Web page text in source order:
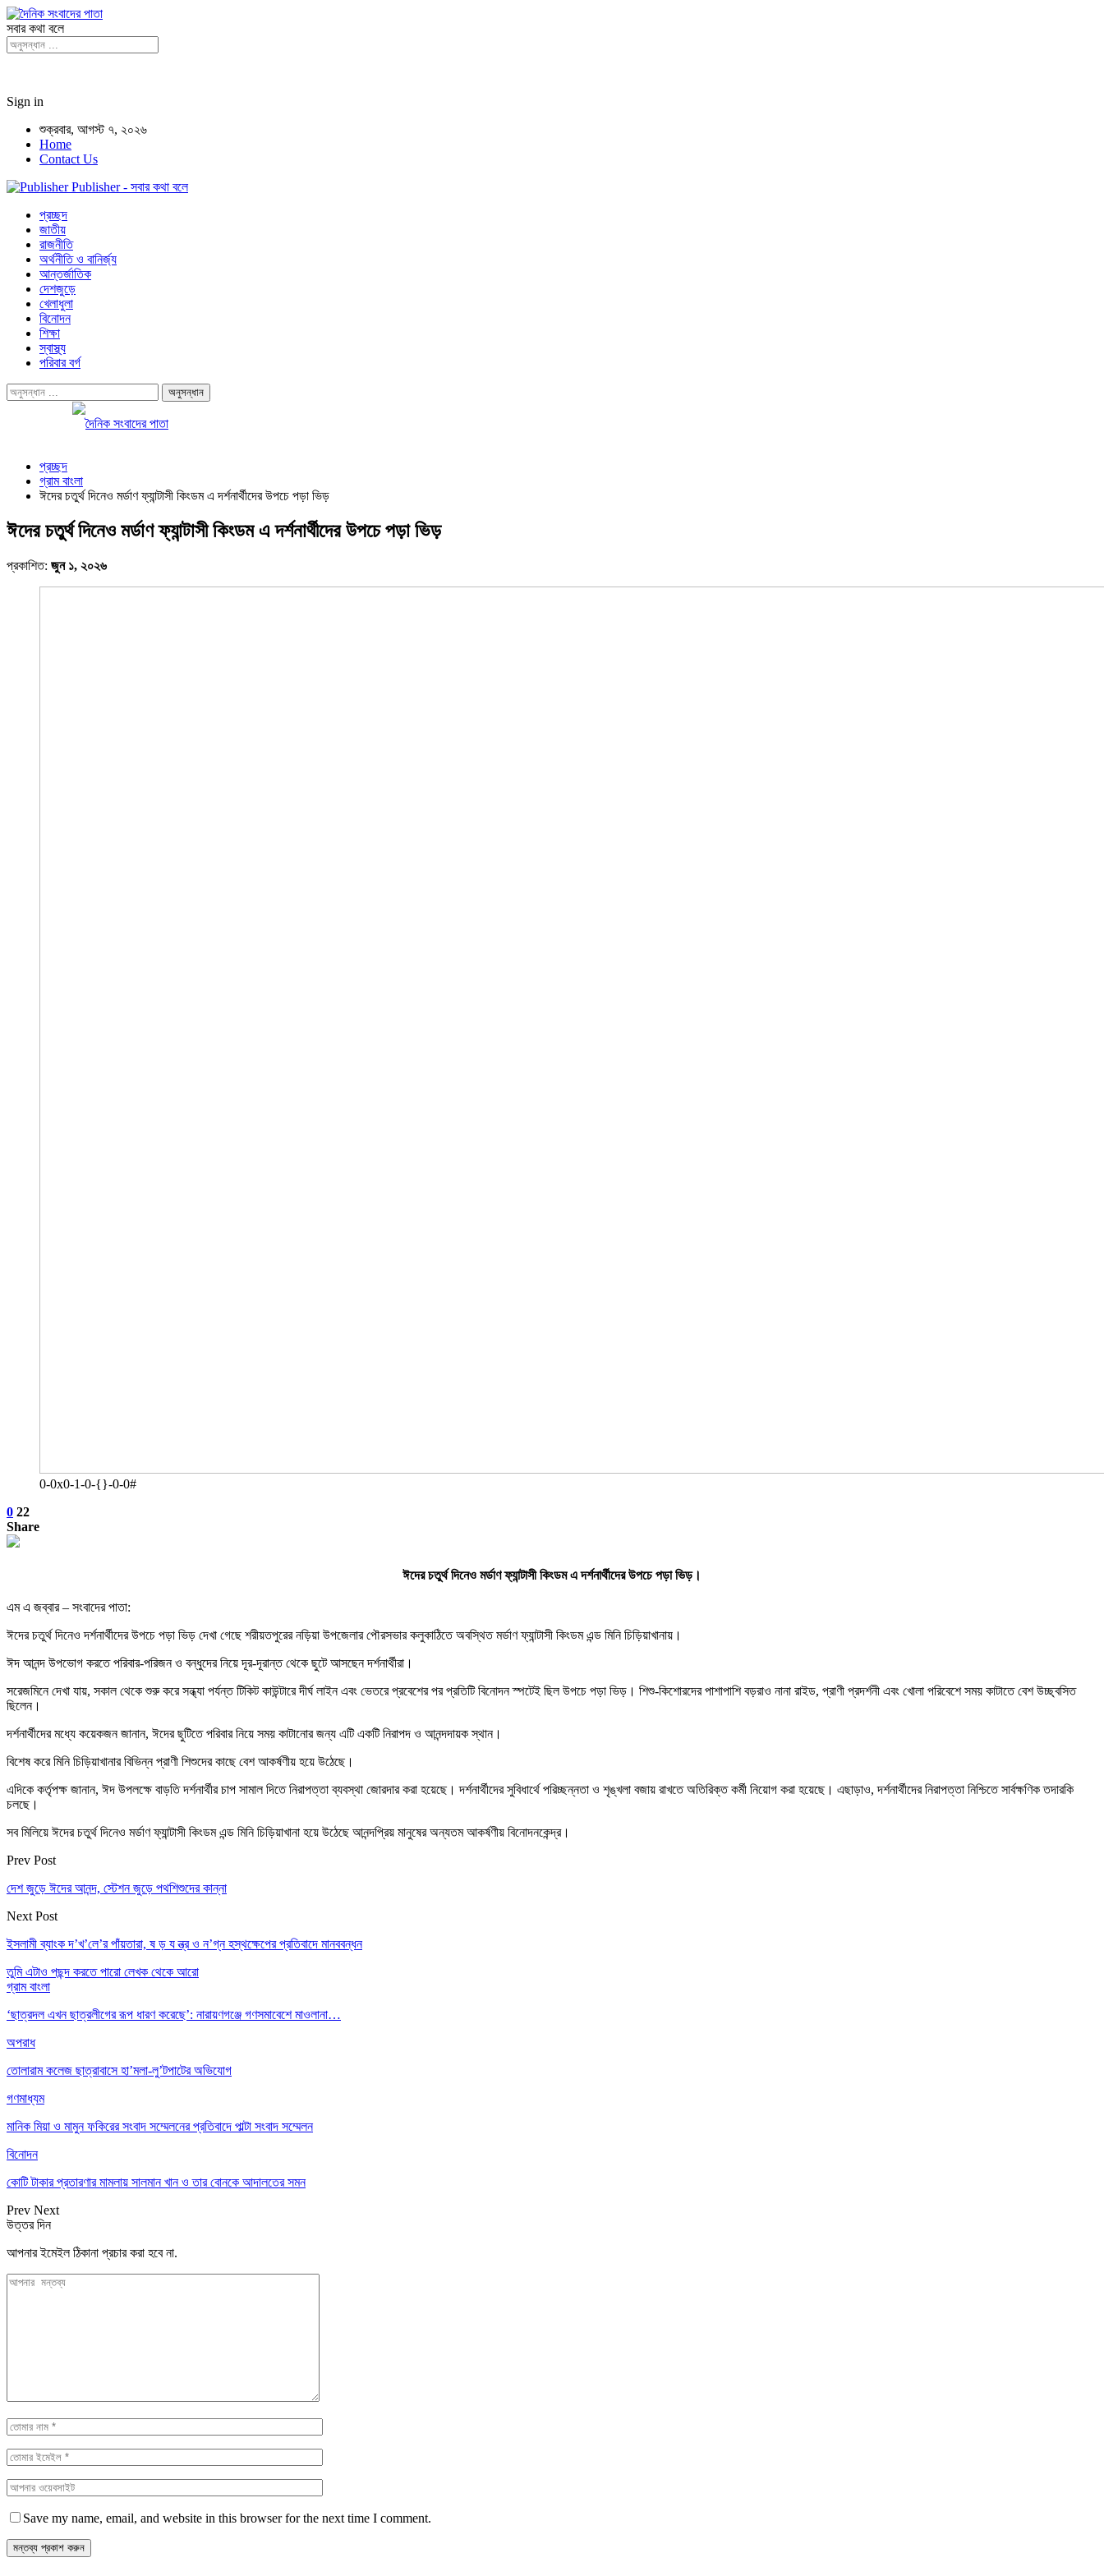
সবার কথা বলে
Sign in
শুক্রবার, আগস্ট ৭, ২০২৬
Home
Contact Us
Publisher - সবার কথা বলে
প্রচ্ছদ
জাতীয়
রাজনীতি
অর্থনীতি ও বানির্জ্য
আন্তর্জাতিক
দেশজুড়ে
খেলাধুলা
বিনোদন
শিক্ষা
স্বাস্থ্য
পরিবার বর্গ
প্রচ্ছদ
গ্রাম বাংলা
ঈদের চতুর্থ দিনেও মর্ডাণ ফ্যান্টাসী কিংডম এ দর্শনার্থীদের উপচে পড়া ভিড়
ঈদের চতুর্থ দিনেও মর্ডাণ ফ্যান্টাসী কিংডম এ দর্শনার্থীদের উপচে পড়া ভিড়
প্রকাশিত: জুন ১, ২০২৬
0-0x0-1-0-{}-0-0#
0 22
Share
ঈদের চতুর্থ দিনেও মর্ডাণ ফ্যান্টাসী কিংডম এ দর্শনার্থীদের উপচে পড়া ভিড়।
এম এ জব্বার – সংবাদের পাতা:
ঈদের চতুর্থ দিনেও দর্শনার্থীদের উপচে পড়া ভিড় দেখা গেছে শরীয়তপুরের নড়িয়া উপজেলার পৌরসভার কলুকাঠিতে অবস্থিত মর্ডাণ ফ্যান্টাসী কিংডম এন্ড মিনি চিড়িয়াখানায়।
ঈদ আনন্দ উপভোগ করতে পরিবার-পরিজন ও বন্ধুদের নিয়ে দূর-দূরান্ত থেকে ছুটে আসছেন দর্শনার্থীরা।
সরেজমিনে দেখা যায়, সকাল থেকে শুরু করে সন্ধ্যা পর্যন্ত টিকিট কাউন্টারে দীর্ঘ লাইন এবং ভেতরে প্রবেশের পর প্রতিটি বিনোদন স্পটেই ছিল উপচে পড়া ভিড়। শিশু-কিশোরদের পাশাপাশি বড়রাও নানা রাইড, প্রাণী প্রদর্শনী এবং খোলা পরিবেশে সময় কাটাতে বেশ উচ্ছ্বসিত
ছিলেন।
দর্শনার্থীদের মধ্যে কয়েকজন জানান, ঈদের ছুটিতে পরিবার নিয়ে সময় কাটানোর জন্য এটি একটি নিরাপদ ও আনন্দদায়ক স্থান।
বিশেষ করে মিনি চিড়িয়াখানার বিভিন্ন প্রাণী শিশুদের কাছে বেশ আকর্ষণীয় হয়ে উঠেছে।
এদিকে কর্তৃপক্ষ জানান, ঈদ উপলক্ষে বাড়তি দর্শনার্থীর চাপ সামাল দিতে নিরাপত্তা ব্যবস্থা জোরদার করা হয়েছে। দর্শনার্থীদের সুবিধার্থে পরিচ্ছন্নতা ও শৃঙ্খলা বজায় রাখতে অতিরিক্ত কর্মী নিয়োগ করা হয়েছে। এছাড়াও, দর্শনার্থীদের নিরাপত্তা নিশ্চিতে সার্বক্ষণিক তদারকি
চলছে।
সব মিলিয়ে ঈদের চতুর্থ দিনেও মর্ডাণ ফ্যান্টাসী কিংডম এন্ড মিনি চিড়িয়াখানা হয়ে উঠেছে আনন্দপ্রিয় মানুষের অন্যতম আকর্ষণীয় বিনোদনকেন্দ্র।
Prev Post
দেশ জুড়ে ঈদের আনন্দ, স্টেশন জুড়ে পথশিশুদের কান্না
Next Post
ইসলামী ব্যাংক দ’খ’লে’র পাঁয়তারা, ষ ড় য ন্ত্র ও ন’গ্ন হস্থক্ষেপের প্রতিবাদে মানববন্ধন
তুমি এটাও পছন্দ করতে পারো লেখক থেকে আরো
গ্রাম বাংলা
‘ছাত্রদল এখন ছাত্রলীগের রূপ ধারণ করেছে’: নারায়ণগঞ্জে গণসমাবেশে মাওলানা…
অপরাধ
তোলারাম কলেজ ছাত্রাবাসে হা’মলা-লু’টপাটের অভিযোগ
গণমাধ্যম
মানিক মিয়া ও মামুন ফকিরের সংবাদ সম্মেলনের প্রতিবাদে পাল্টা সংবাদ সম্মেলন
বিনোদন
কোটি টাকার প্রতারণার মামলায় সালমান খান ও তার বোনকে আদালতের সমন
Prev Next
উত্তর দিন
আপনার ইমেইল ঠিকানা প্রচার করা হবে না.
Save my name, email, and website in this browser for the next time I comment.